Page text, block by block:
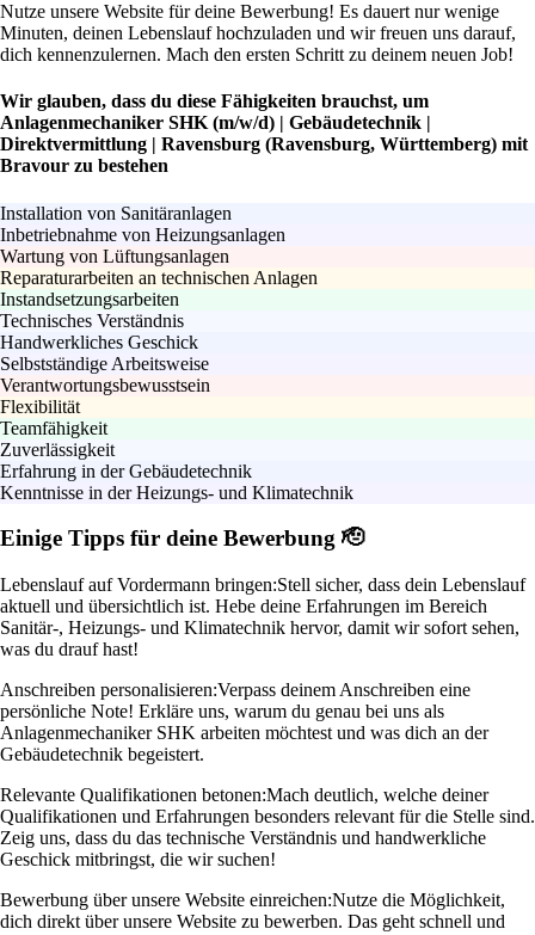
Nutze unsere Website für deine Bewerbung! Es dauert nur wenige
Minuten, deinen Lebenslauf hochzuladen und wir freuen uns darauf,
dich kennenzulernen. Mach den ersten Schritt zu deinem neuen Job!
Wir glauben, dass du diese Fähigkeiten brauchst, um
Anlagenmechaniker SHK (m/w/d) | Gebäudetechnik |
Direktvermittlung | Ravensburg (Ravensburg, Württemberg) mit
Bravour zu bestehen
Installation von Sanitäranlagen
Inbetriebnahme von Heizungsanlagen
Wartung von Lüftungsanlagen
Reparaturarbeiten an technischen Anlagen
Instandsetzungsarbeiten
Technisches Verständnis
Handwerkliches Geschick
Selbstständige Arbeitsweise
Verantwortungsbewusstsein
Flexibilität
Teamfähigkeit
Zuverlässigkeit
Erfahrung in der Gebäudetechnik
Kenntnisse in der Heizungs- und Klimatechnik
Einige Tipps für deine Bewerbung 🫡
Lebenslauf auf Vordermann bringen:Stell sicher, dass dein Lebenslauf
aktuell und übersichtlich ist. Hebe deine Erfahrungen im Bereich
Sanitär-, Heizungs- und Klimatechnik hervor, damit wir sofort sehen,
was du drauf hast!
Anschreiben personalisieren:Verpass deinem Anschreiben eine
persönliche Note! Erkläre uns, warum du genau bei uns als
Anlagenmechaniker SHK arbeiten möchtest und was dich an der
Gebäudetechnik begeistert.
Relevante Qualifikationen betonen:Mach deutlich, welche deiner
Qualifikationen und Erfahrungen besonders relevant für die Stelle sind.
Zeig uns, dass du das technische Verständnis und handwerkliche
Geschick mitbringst, die wir suchen!
Bewerbung über unsere Website einreichen:Nutze die Möglichkeit,
dich direkt über unsere Website zu bewerben. Das geht schnell und